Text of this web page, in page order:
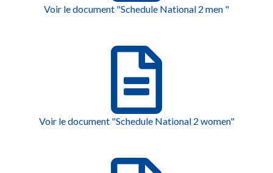
Voir le document "Schedule National 2 men "
Voir le document "Schedule National 2 women"